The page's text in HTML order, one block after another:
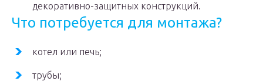
декоративно-защитных конструкций.
Что потребуется для монтажа?
котел или печь;
трубы;